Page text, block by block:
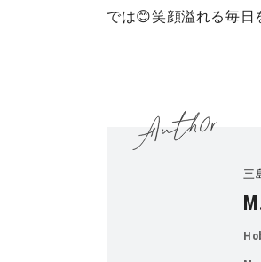
では😊笑顔溢れる毎日
三